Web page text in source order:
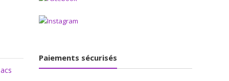
Paiements sécurisés